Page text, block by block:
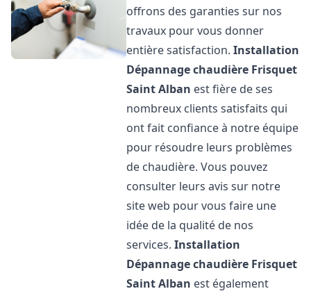
offrons des garanties sur nos
travaux pour vous donner
entière satisfaction.Installation
Dépannage chaudière Frisquet
Saint Alban est fière de ses
nombreux clients satisfaits qui
ont fait confiance à notre équipe
pour résoudre leurs problèmes
de chaudière. Vous pouvez
consulter leurs avis sur notre
site web pour vous faire une
idée de la qualité de nos
services.Installation
Dépannage chaudière Frisquet
Saint Alban est également